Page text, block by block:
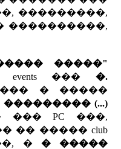
���������,
����������,
�����"
��� �.
� �����
��������� (...)
PC ���,
����� club
� � �����